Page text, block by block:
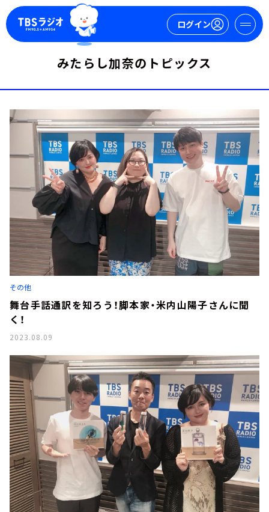
ログイン
今日の番組表
週間番組表
トピックス
TBS Podcast
お知らせ
YouTube
みたらし加奈のトピックス
その他
舞台手話通訳を知ろう！脚本家・米内山陽子さんに聞
く！
2023.08.09